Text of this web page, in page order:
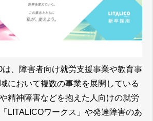
、障害者向け就労支援事業や教育事
において複数の事業を展開している
精神障害などを抱えた人向けの就労
LITALICOワークス」や発達障害のあ